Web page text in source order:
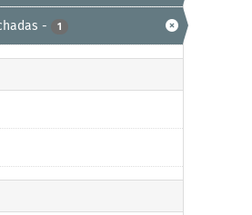
- 1